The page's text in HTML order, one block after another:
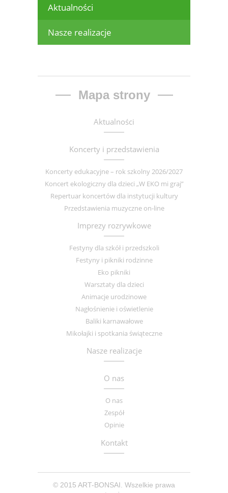
Aktualności
Nasze realizacje
Mapa strony
Aktualności
Koncerty i przedstawienia
Koncerty edukacyjne – rok szkolny 2026/2027
Koncert ekologiczny dla dzieci „W EKO mi graj”
Repertuar koncertów dla instytucji kultury
Przedstawienia muzyczne on-line
Imprezy rozrywkowe
Festyny dla szkół i przedszkoli
Festyny i pikniki rodzinne
Eko pikniki
Warsztaty dla dzieci
Animacje urodzinowe
Nagłośnienie i oświetlenie
Baliki karnawałowe
Mikołajki i spotkania świąteczne
Nasze realizacje
O nas
O nas
Zespół
Opinie
Kontakt
© 2015 ART-BONSAI. Wszelkie prawa